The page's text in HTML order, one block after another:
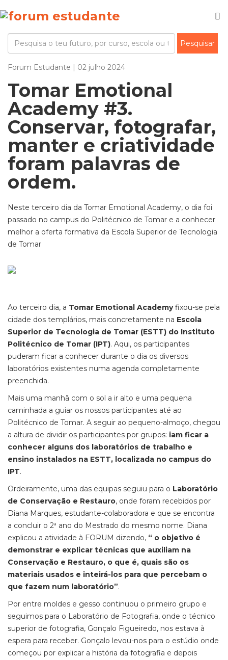
Forum Estudante | 02 julho 2024
Tomar Emotional
Academy #3.
Conservar, fotografar,
manter e criatividade
foram palavras de
ordem.
Neste terceiro dia da Tomar Emotional Academy, o dia foi
passado no campus do Politécnico de Tomar e a conhecer
melhor a oferta formativa da Escola Superior de Tecnologia
de Tomar
Ao terceiro dia, a Tomar Emotional Academyfixou-se pela
cidade dos templários, mais concretamente na Escola
Superior de Tecnologia de Tomar (ESTT) do Instituto
Politécnico de Tomar (IPT). Aqui, os participantes
puderam ficar a conhecer durante o dia os diversos
laboratórios existentes numa agenda completamente
preenchida.
Mais uma manhã com o sol a ir alto e uma pequena
caminhada a guiar os nossos participantes até ao
Politécnico de Tomar. A seguir ao pequeno-almoço, chegou
a altura de dividir os participantes por grupos: iam ficar a
conhecer alguns dos laboratórios de trabalho e
ensino instalados na ESTT, localizada no campus do
IPT.
Ordeiramente, uma das equipas seguiu para o Laboratório
de Conservação e Restauro, onde foram recebidos por
Diana Marques, estudante-colaboradora e que se encontra
a concluir o 2ª ano do Mestrado do mesmo nome. Diana
explicou a atividade à FORUM dizendo, “ o objetivo é
demonstrar e explicar técnicas que auxiliam na
Conservação e Restauro, o que é, quais são os
materiais usados e inteirá-los para que percebam o
que fazem num laboratório”.
Por entre moldes e gesso continuou o primeiro grupo e
seguimos para o Laboratório de Fotografia, onde o técnico
superior de fotografia, Gonçalo Figueiredo, nos estava à
espera para receber. Gonçalo levou-nos para o estúdio onde
começou por explicar a história da fotografia e depois